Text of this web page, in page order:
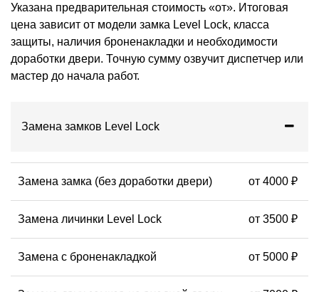
Указана предварительная стоимость «от». Итоговая
цена зависит от модели замка Level Lock, класса
защиты, наличия броненакладки и необходимости
доработки двери. Точную сумму озвучит диспетчер или
мастер до начала работ.
Замена замков Level Lock
Замена замка (без доработки двери) от 4000 ₽
Замена личинки Level Lock от 3500 ₽
Замена с броненакладкой от 5000 ₽